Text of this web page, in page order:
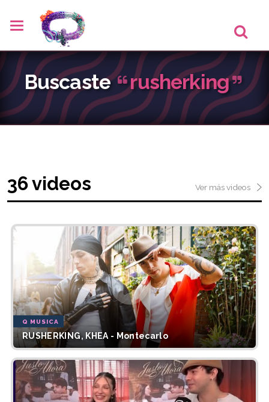
Buscaste rusherking
36 videos Ver más videos
Q MUSICA
RUSHERKING, KHEA - Montecarlo